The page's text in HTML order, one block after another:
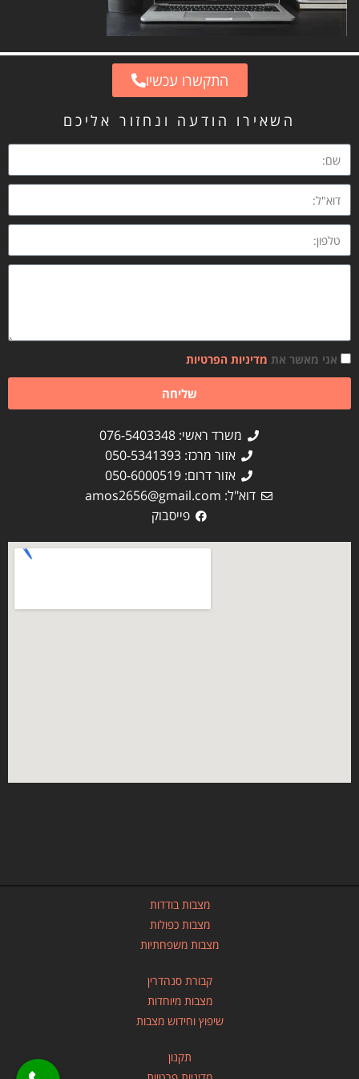
התקשרו עכשיו
השאירו הודעה ונחזור אליכם
אני מאשר את מדיניות הפרטיות
שליחה
משרד ראשי: 076-5403348
אזור מרכז: 050-5341393
אזור דרום: 050-6000519
דוא"ל: amos2656@gmail.com
פייסבוק
מצבות בודדות
מצבות כפולות
מצבות משפחתיות
קבורת סנהדרין
מצבות מיוחדות
שיפוץ וחידוש מצבות
תקנון